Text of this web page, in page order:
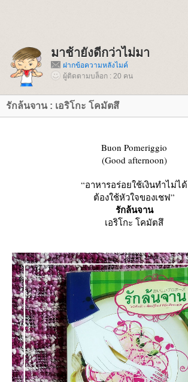
มาช้ายังดีกว่าไม่มา
ฝากข้อความหลังไมค์
ผู้ติดตามบล็อก : 20 คน
รักล้นจาน : เอริโกะ โคมัตสึ
Buon Pomeriggio
(Good afternoon)
“อาหารอร่อยใช้เงินทำไม่ได้
ต้องใช้หัวใจของเชฟ”
รักล้นจาน
เอริโกะ โคมัตสึ